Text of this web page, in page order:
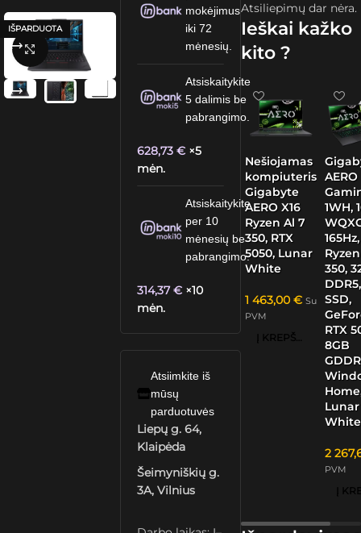
IŠPARDUOTA
Spustelėkite, kad padidintumėte
mokėjimus
iki 72
mėnesių.
Atsiskaitykite
5 dalimis be
pabrangimo.
628,73€ ×5
mėn.
Atsiskaitykite
per 10
mėnesių be
pabrangimo.
314,37€ ×10
mėn.
Atsiimkite iš
mūsų
parduotuvės
Liepų g. 64,
Klaipėda
Šeimyniškių g.
3A, Vilnius
Atsiliepimų dar nėra.
Ieškai kažko
kito ?
Nešiojamas
kompiuteris
Gigabyte
AERO X16
Ryzen Al 7
350, RTX
5050, Lunar
White
1 463,00 € Su
PVM
Į KREPŠELĮ
AERO
1WH,
350,
SSD,
RTX
8GB
Lunar
White
2
PVM